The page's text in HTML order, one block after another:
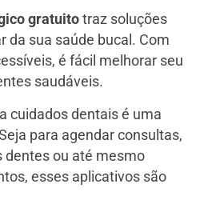
gratuito traz soluções
da sua saúde bucal. Com
é fácil melhorar seu
saudáveis.
cuidados dentais é uma
para agendar consultas,
dentes ou até mesmo
esses aplicativos são